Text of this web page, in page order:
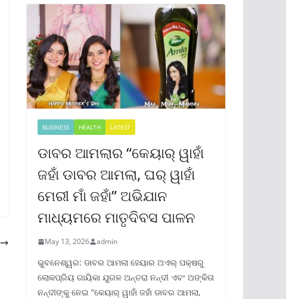
BUSINESS HEALTH LATEST
ଡାବର ଆମଲାର “କେୟାର୍ ୱାହାଁ
ଜହାଁ ଡାବର ଆମଲା, ଘର୍ ୱାହାଁ
ମେରୀ ମାଁ ଜହାଁ” ଅଭିଯାନ
ମାଧ୍ୟମରେ ମାତୃଦିବସ ପାଳନ
May 13, 2026 admin
ଭୁବନେଶ୍ୱର: ଡାବର ଆମଲା ହେୟାର ଅଏଲ୍ ପକ୍ଷରୁ
ଲୋକପ୍ରିୟ ଗାୟିକା ଯୁଗଳ ଅନ୍ତରା ନନ୍ଦୀ ଏବଂ ଅଙ୍କିତା
ନନ୍ଦୀଙ୍କୁ ନେଇ “କେୟାର୍ ୱାହାଁ ଜହାଁ ଡାବର ଆମଲା,